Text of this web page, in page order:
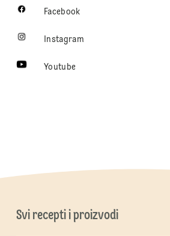
Facebook
Instagram
Youtube
Svi recepti i proizvodi